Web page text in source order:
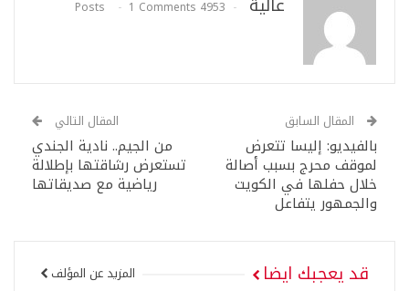
4953 Posts
1 Comments
المقال السابق
بالفيديو: إليسا تتعرض
لموقف محرج بسبب أصالة
خلال حفلها في الكويت
والجمهور يتفاعل
المقال التالي
من الجيم.. نادية الجندي
تستعرض رشاقتها بإطلالة
رياضية مع صديقاتها
قد يعجبك ايضا المزيد عن المؤلف